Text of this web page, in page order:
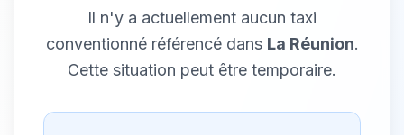
Il n'y a actuellement aucun taxi
conventionné référencé dans La Réunion.
Cette situation peut être temporaire.